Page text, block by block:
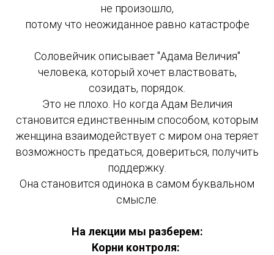
не произошло,
потому что неожиданное равно катастрофе
Соловейчик описывает "Адама Величия"
человека, который хочет властвовать,
созидать, порядок.
Это не плохо. Но когда Адам Величия
становится единственным способом, которым
женщина взаимодействует с миром она теряет
возможность предаться, довериться, получить
поддержку.
Она становится одинока в самом буквальном
смысле.
На лекции мы разберем:
Корни контроля: